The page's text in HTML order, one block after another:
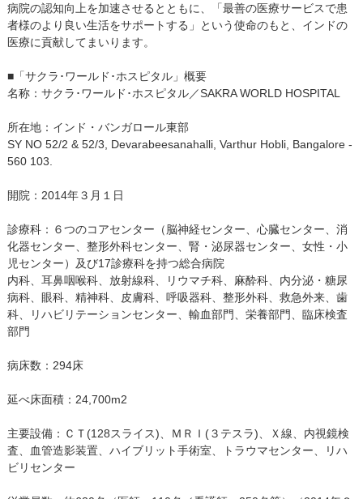
病院の認知向上を加速させるとともに、「最善の医療サービスで患
者様のより良い生活をサポートする」という使命のもと、インドの
医療に貢献してまいります。
■「サクラ･ワールド･ホスピタル」概要
名称：サクラ･ワールド･ホスピタル／SAKRA WORLD HOSPITAL
所在地：インド・バンガロール東部
SY NO 52/2 & 52/3, Devarabeesanahalli, Varthur Hobli, Bangalore -
560 103.
開院：2014年３月１日
診療科：６つのコアセンター（脳神経センター、心臓センター、消
化器センター、整形外科センター、腎・泌尿器センター、女性・小
児センター）及び17診療科を持つ総合病院
内科、耳鼻咽喉科、放射線科、リウマチ科、麻酔科、内分泌・糖尿
病科、眼科、精神科、皮膚科、呼吸器科、整形外科、救急外来、歯
科、リハビリテーションセンター、輸血部門、栄養部門、臨床検査
部門
病床数：294床
延べ床面積：24,700m2
主要設備：ＣＴ(128スライス)、ＭＲＩ(３テスラ)、Ｘ線、内視鏡検
査、血管造影装置、ハイブリット手術室、トラウマセンター、リハ
ビリセンター